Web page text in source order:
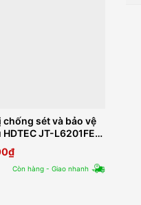
chống sét và bảo vệ
JT-L6201FE-
₫
Còn hàng - Giao nhanh